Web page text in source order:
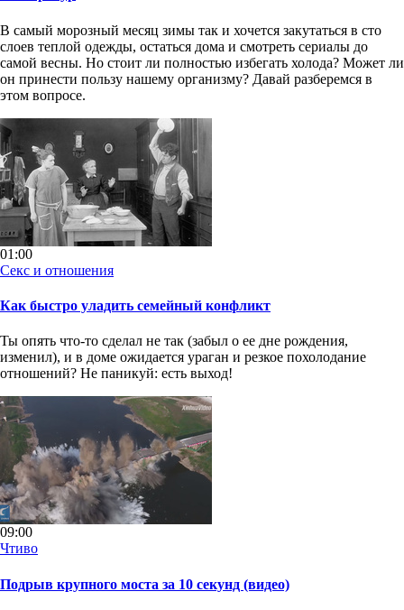
В самый морозный месяц зимы так и хочется закутаться в сто
слоев теплой одежды, остаться дома и смотреть сериалы до
самой весны. Но стоит ли полностью избегать холода? Может ли
он принести пользу нашему организму? Давай разберемся в
этом вопросе.
01:00
Секс и отношения
Как быстро уладить семейный конфликт
Ты опять что-то сделал не так (забыл о ее дне рождения,
изменил), и в доме ожидается ураган и резкое похолодание
отношений? Не паникуй: есть выход!
09:00
Чтиво
Подрыв крупного моста за 10 секунд (видео)